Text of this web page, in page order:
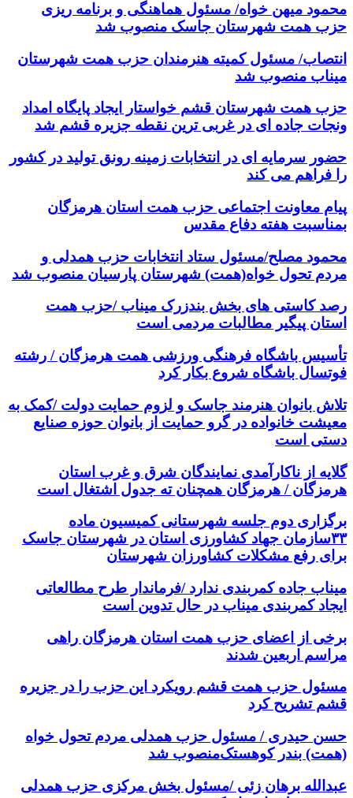
محمود میهن خواه/ مسئول هماهنگی و برنامه ریزی
حزب همت شهرستان جاسک منصوب شد
انتصاب/ مسئول کمیته هنرمندان حزب همت شهرستان
میناب منصوب شد
حزب همت شهرستان قشم خواستار ایجاد پایگاه امداد
ونجات جاده ای در غربی ترین نقطه جزیره قشم شد
حضور سرمایه ای در انتخابات زمینه رونق تولید در کشور
را فراهم می کند
پیام معاونت اجتماعی حزب همت استان هرمزگان
بمناسبت هفته دفاع مقدس
محمود مصلح/مسئول ستاد انتخابات حزب همدلی و
مردم تحول خواه(همت) شهرستان پارسیان منصوب شد
رصد کاستی های بخش بندزرک میناب /حزب همت
استان پیگیر مطالبات مردمی است
تأسیس باشگاه فرهنگی ورزشی همت هرمزگان / رشته
فوتسال باشگاه شروع بکار کرد
تلاش بانوان هنرمند جاسک و لزوم حمایت دولت /کمک به
معیشت خانواده در گرو حمایت از بانوان حوزه صنایع
دستی است
گلایه از ناکارآمدی نمایندگان شرق و غرب استان
هرمزگان / هرمزگان همچنان ته جدول اشتغال است
برگزاری دوم جلسه شهرستانی کمیسیون ماده
۳۳سازمان جهاد کشاورزی استان در شهرستان جاسک
برای رفع مشکلات کشاورزان شهرستان
میناب جاده کمربندی ندارد /فرماندار طرح مطالعاتی
ایجاد کمربندی میناب در حال تدوین است
برخی از اعضای حزب همت استان هرمزگان راهی
مراسم اربعین شدند
مسئول حزب همت قشم رویکرد این حزب را در جزیره
قشم تشریح کرد
حسن حیدری / مسئول حزب همدلی مردم تحول خواه
(همت) بندر کوهستک‌منصوب شد
عبدالله برهان زئی /مسئول بخش مرکزی حزب همدلی